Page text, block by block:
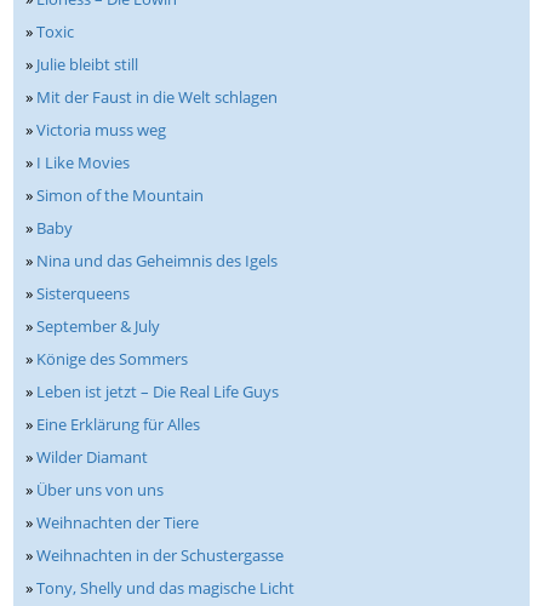
»Toxic
» Julie bleibt still
» Mit der Faust in die Welt schlagen
»Victoria muss weg
» I Like Movies
»Simon of the Mountain
» Baby
» Nina und das Geheimnis des Igels
»Sisterqueens
»September & July
» Könige des Sommers
» Leben ist jetzt – Die Real Life Guys
» Eine Erklärung für Alles
»Wilder Diamant
» Über uns von uns
»Weihnachten der Tiere
»Weihnachten in der Schustergasse
»Tony, Shelly und das magische Licht